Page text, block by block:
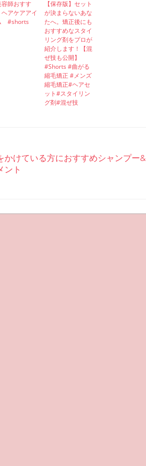
容師おすす
アケアアイ
#shorts
【保存版】セット
が決まらないあな
たへ。矯正後にも
おすすめなスタイ
リング剤をプロが
紹介します！【混
ぜ技も公開】
#Shorts #曲がる
縮毛矯正 #メンズ
縮毛矯正#ヘアセ
ット#スタイリン
グ剤#混ぜ技
かけている方におすすめシャンプー&
ント